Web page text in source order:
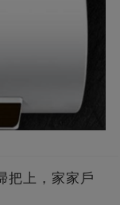
把上，家家戶